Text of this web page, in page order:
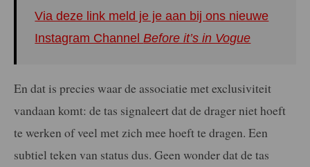
Via deze link meld je je aan bij ons nieuwe
Instagram ChannelBefore it’s in Vogue
En dat is precies waar de associatie met exclusiviteit
vandaan komt: de tas signaleert dat de drager niet hoeft
te werken of veel met zich mee hoeft te dragen. Een
subtiel teken van status dus. Geen wonder dat de tas